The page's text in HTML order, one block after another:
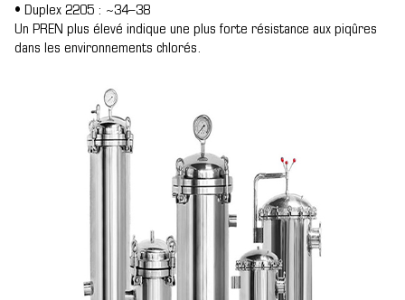
• Duplex 2205 : ~34–38
Un PREN plus élevé indique une plus forte résistance aux piqûres
dans les environnements chlorés.